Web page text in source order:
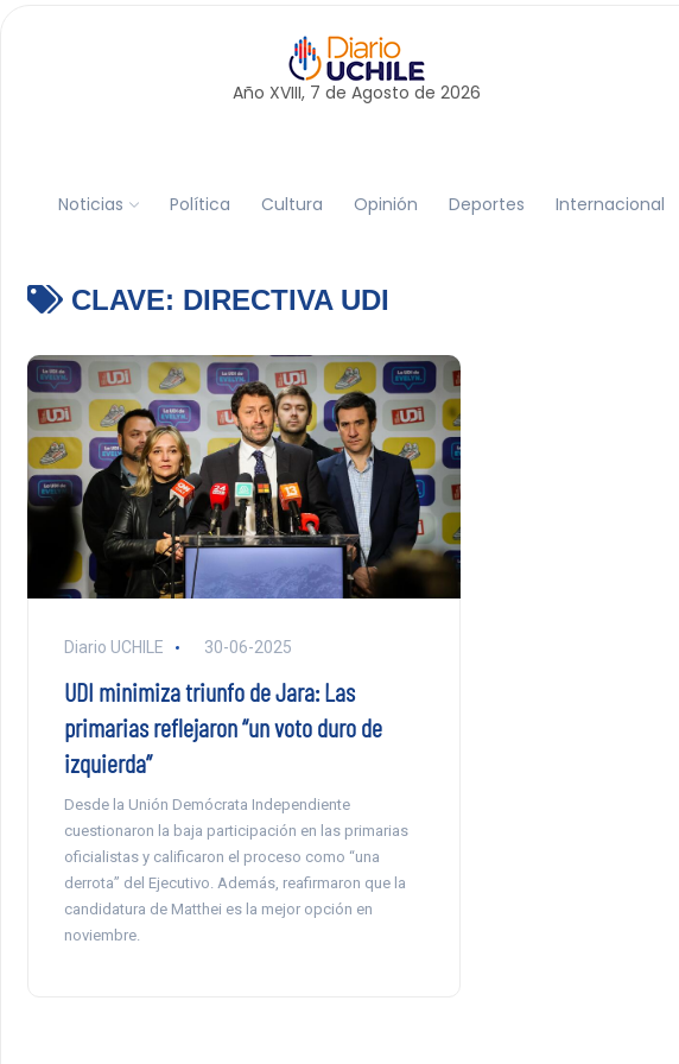
Año XVIII, 7 de Agosto de 2026
Noticias Política Cultura Opinión Deportes Internacional
CLAVE: DIRECTIVA UDI
Diario UCHILE 30-06-2025
UDI minimiza triunfo de Jara: Las
primarias reflejaron “un voto duro de
izquierda”
Desde la Unión Demócrata Independiente
cuestionaron la baja participación en las primarias
oficialistas y calificaron el proceso como “una
derrota” del Ejecutivo. Además, reafirmaron que la
candidatura de Matthei es la mejor opción en
noviembre.